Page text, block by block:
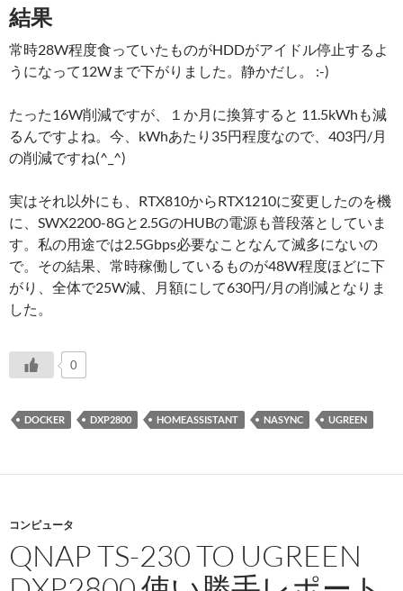
結果
常時28W程度食っていたものがHDDがアイドル停止するよ
うになって12Wまで下がりました。静かだし。 :-)
たった16W削減ですが、１か月に換算すると 11.5kWhも減
るんですよね。今、kWhあたり35円程度なので、403円/月
の削減ですね(^_^)
実はそれ以外にも、RTX810からRTX1210に変更したのを機
に、SWX2200-8Gと2.5GのHUBの電源も普段落としていま
す。私の用途では2.5Gbps必要なことなんて滅多にないの
で。その結果、常時稼働しているものが48W程度ほどに下
がり、全体で25W減、月額にして630円/月の削減となりま
した。
0
DOCKER DXP2800 HOMEASSISTANT NASYNC UGREEN
コンピュータ
QNAP TS-230 TO UGREEN